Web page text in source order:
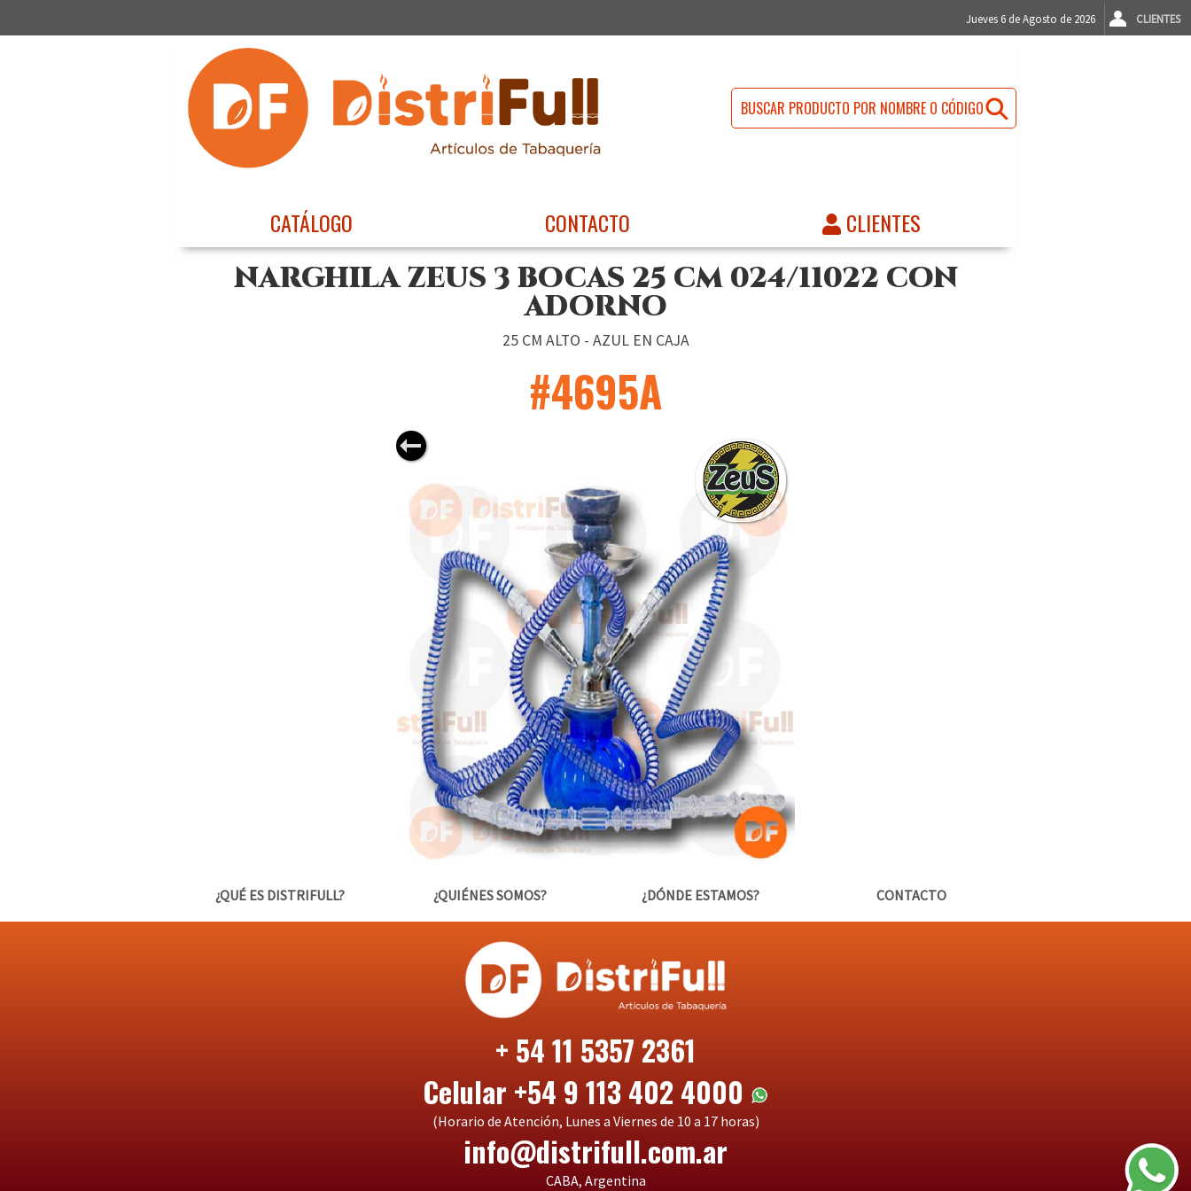
Jueves 6 de Agosto de 2026 CLIENTES
CATÁLOGO CONTACTO CLIENTES
NARGHILA ZEUS 3 BOCAS 25 CM 024/11022 CON
ADORNO
25 CM ALTO - AZUL EN CAJA
#4695A
¿QUÉ ES DISTRIFULL? ¿QUIÉNES SOMOS? ¿DÓNDE ESTAMOS? CONTACTO
+ 54 11 5357 2361
Celular +54 9 113 402 4000
(Horario de Atención, Lunes a Viernes de 10 a 17 horas)
info@distrifull.com.ar
CABA, Argentina